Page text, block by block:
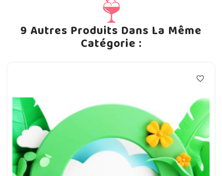
9 Autres Produits Dans La Même
Catégorie :
favorite_border